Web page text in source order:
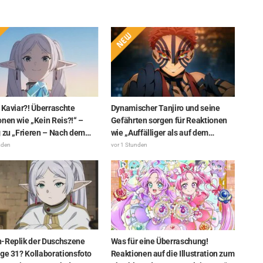
Überraschte
wie „Kein Reis?!“ –
„Frieren – Nach dem
Reise“ sorgt für
was für Kenner“
Dynamischer Tanjiro und seine
Gefährten sorgen für Reaktionen
wie „Auffälliger als auf dem
Bildschirm!“ Riesenwerbung zu
The Movie: Infinity Castle“
erscheint in Ikebukuro und stößt
auf große Resonanz
vor 1 Stunden
Replik der Duschszene
31? Kollaborationsfoto
Was für eine Überraschung!
Reaktionen auf die Illustration zum